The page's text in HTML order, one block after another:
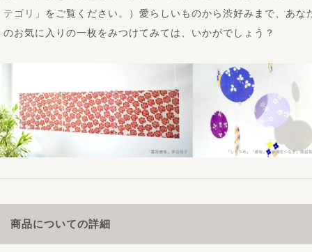
テゴリ 」をご覧ください。）愛らしいものから渋好みまで、あな
のお気に入りの一枚をみつけてみては、いかがでしょう？
商品についての詳細